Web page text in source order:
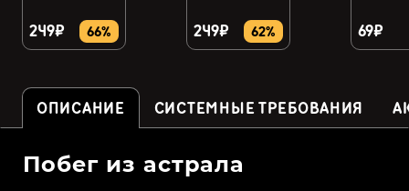
249₽ 66% 249₽ 62% 69₽
ОПИСАНИЕ СИСТЕМНЫЕ ТРЕБОВАНИЯ
Побег из астрала